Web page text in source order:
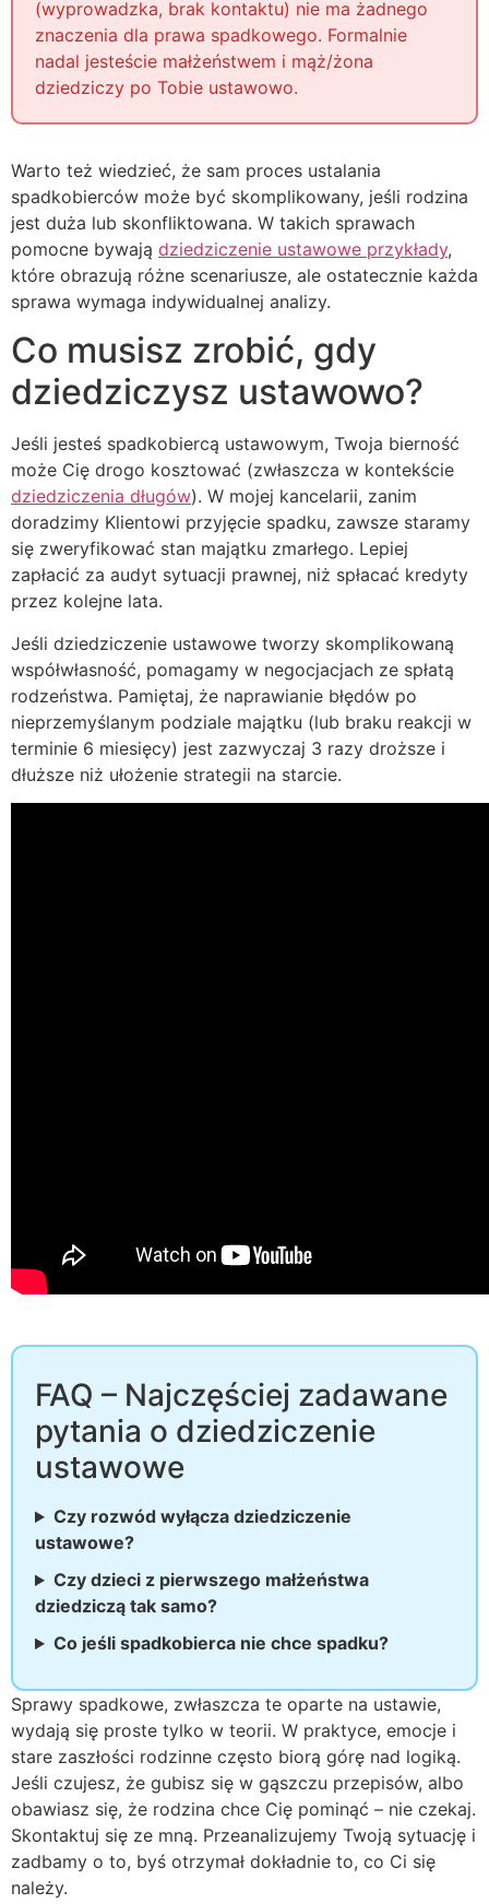
(wyprowadzka, brak kontaktu) nie ma żadnego
znaczenia dla prawa spadkowego. Formalnie
nadal jesteście małżeństwem i mąż/żona
dziedziczy po Tobie ustawowo.
Warto też wiedzieć, że sam proces ustalania
spadkobierców może być skomplikowany, jeśli rodzina
jest duża lub skonfliktowana. W takich sprawach
pomocne bywają dziedziczenie ustawowe przykłady,
które obrazują różne scenariusze, ale ostatecznie każda
sprawa wymaga indywidualnej analizy.
Co musisz zrobić, gdy
dziedziczysz ustawowo?
Jeśli jesteś spadkobiercą ustawowym, Twoja bierność
może Cię drogo kosztować (zwłaszcza w kontekście
dziedziczenia długów). W mojej kancelarii, zanim
doradzimy Klientowi przyjęcie spadku, zawsze staramy
się zweryfikować stan majątku zmarłego. Lepiej
zapłacić za audyt sytuacji prawnej, niż spłacać kredyty
przez kolejne lata.
Jeśli dziedziczenie ustawowe tworzy skomplikowaną
współwłasność, pomagamy w negocjacjach ze spłatą
rodzeństwa. Pamiętaj, że naprawianie błędów po
nieprzemyślanym podziale majątku (lub braku reakcji w
terminie 6 miesięcy) jest zazwyczaj 3 razy droższe i
dłuższe niż ułożenie strategii na starcie.
FAQ – Najczęściej zadawane
pytania o dziedziczenie
ustawowe
Czy rozwód wyłącza dziedziczenie
ustawowe?
Czy dzieci z pierwszego małżeństwa
dziedziczą tak samo?
Co jeśli spadkobierca nie chce spadku?
Sprawy spadkowe, zwłaszcza te oparte na ustawie,
wydają się proste tylko w teorii. W praktyce, emocje i
stare zaszłości rodzinne często biorą górę nad logiką.
Jeśli czujesz, że gubisz się w gąszczu przepisów, albo
obawiasz się, że rodzina chce Cię pominąć – nie czekaj.
Skontaktuj się ze mną. Przeanalizujemy Twoją sytuację i
zadbamy o to, byś otrzymał dokładnie to, co Ci się
należy.